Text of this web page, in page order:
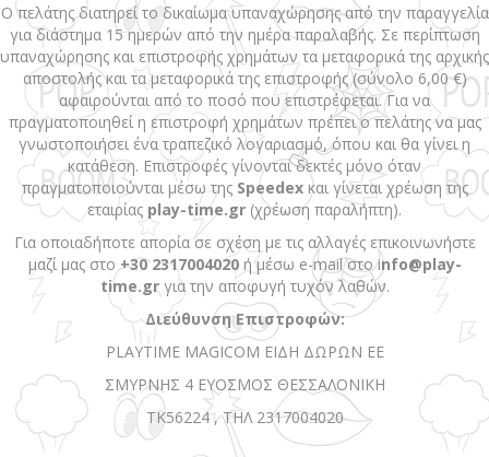
Ο πελάτης διατηρεί το δικαίωμα υπαναχώρησης από την παραγγελία
για διάστημα 15 ημερών από την ημέρα παραλαβής. Σε περίπτωση
υπαναχώρησης και επιστροφής χρημάτων τα μεταφορικά της αρχικής
αποστολής και τα μεταφορικά της επιστροφής (σύνολο 6,00 €)
αφαιρούνται από το ποσό που επιστρέφεται. Για να
πραγματοποιηθεί η επιστροφή χρημάτων πρέπει ο πελάτης να μας
γνωστοποιήσει ένα τραπεζικό λογαριασμό, όπου και θα γίνει η
κατάθεση. Επιστροφές γίνονται δεκτές μόνο όταν
πραγματοποιούνται μέσω της Speedexκαι γίνεται χρέωση της
εταιρίας play-time.gr (χρέωση παραλήπτη).
Για οποιαδήποτε απορία σε σχέση με τις αλλαγές επικοινωνήστε
μαζί μας στο +30 2317004020ή μέσω e-mail στο info@play-
time.grγια την αποφυγή τυχόν λαθών.
Διεύθυνση Επιστροφών:
PLAYTIME MAGICOM ΕΙΔΗ ΔΩΡΩΝ ΕΕ
ΣΜΥΡΝΗΣ 4 ΕΥΟΣΜΟΣ ΘΕΣΣΑΛΟΝΙΚΗ
ΤΚ56224 , ΤΗΛ 2317004020